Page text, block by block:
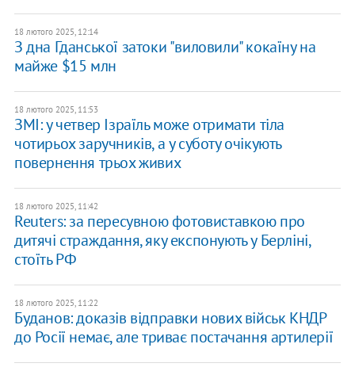
18 лютого 2025, 12:14
З дна Гданської затоки "виловили" кокаїну на
майже $15 млн
18 лютого 2025, 11:53
ЗМІ: у четвер Ізраїль може отримати тіла
чотирьох заручників, а у суботу очікують
повернення трьох живих
18 лютого 2025, 11:42
Reuters: за пересувною фотовиставкою про
дитячі страждання, яку експонують у Берліні,
стоїть РФ
18 лютого 2025, 11:22
Буданов: доказів відправки нових військ КНДР
до Росії немає, але триває постачання артилерії